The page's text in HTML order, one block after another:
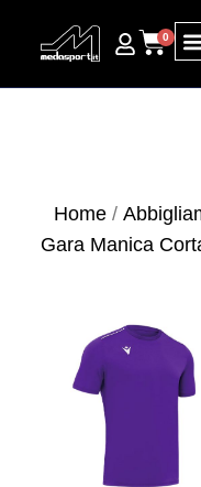
0
Home/
Gara Manica